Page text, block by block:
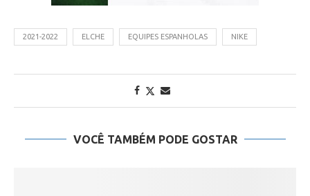
2021-2022 ELCHE EQUIPES ESPANHOLAS NIKE
VOCÊ TAMBÉM PODE GOSTAR